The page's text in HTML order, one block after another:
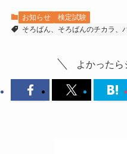
お知らせ
検定試験
そろばん、そろばんのチカラ、
よかったら